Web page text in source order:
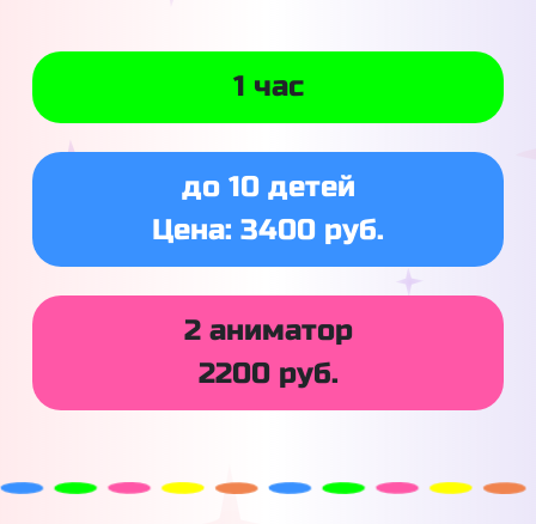
1 час
до 10 детей
Цена: 3400 руб.
2 аниматор
2200 руб.